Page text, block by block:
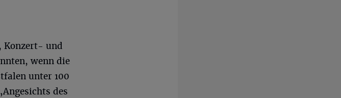
Konzert- und
wenn die
unter 100
des